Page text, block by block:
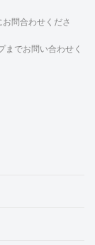
問合わせくださ
でお問い合わせく